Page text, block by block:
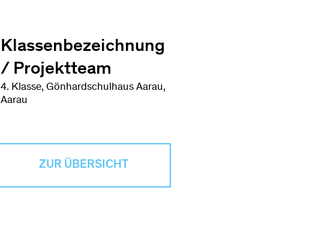
Klassenbezeichnung
/ Projektteam
4. Klasse, Gönhardschulhaus Aarau,
Aarau
ZUR ÜBERSICHT